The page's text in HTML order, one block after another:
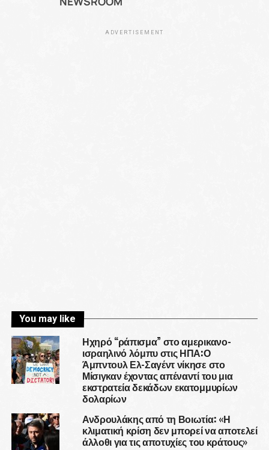
ADVERTISEMENT
You may like
Ηχηρό “ράπισμα” στο αμερικανο-
ισραηλινό λόμπυ στις ΗΠΑ:Ο
Άμπντουλ Ελ-Σαγέντ νίκησε στο
Μίσιγκαν έχοντας απέναντί του μια
εκστρατεία δεκάδων εκατομμυρίων
δολαρίων
Ανδρουλάκης από τη Βοιωτία: «Η
κλιματική κρίση δεν μπορεί να αποτελεί
άλλοθι για τις αποτυχίες του κράτους»